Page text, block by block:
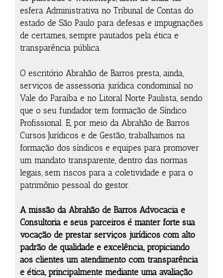
esfera Administrativa no Tribunal de Contas do
estado de São Paulo para defesas e impugnações
de certames, sempre pautados pela ética e
transparência pública.
O escritório Abrahão de Barros presta, ainda,
serviços de assessoria jurídica condominial no
Vale do Paraíba e no Litoral Norte Paulista, sendo
que o seu fundador tem formação de Síndico
Profissional. E, por meio da Abrahão de Barros
Cursos Jurídicos e de Gestão, trabalhamos na
formação dos síndicos e equipes para promover
um mandato transparente, dentro das normas
legais, sem riscos para a coletividade e para o
patrimônio pessoal do gestor.
A missão da Abrahão de Barros Advocacia e
Consultoria e seus parceiros é manter forte sua
vocação de prestar serviços jurídicos com alto
padrão de qualidade e excelência, propiciando
aos clientes um atendimento com transparência
e ética, principalmente mediante uma avaliação